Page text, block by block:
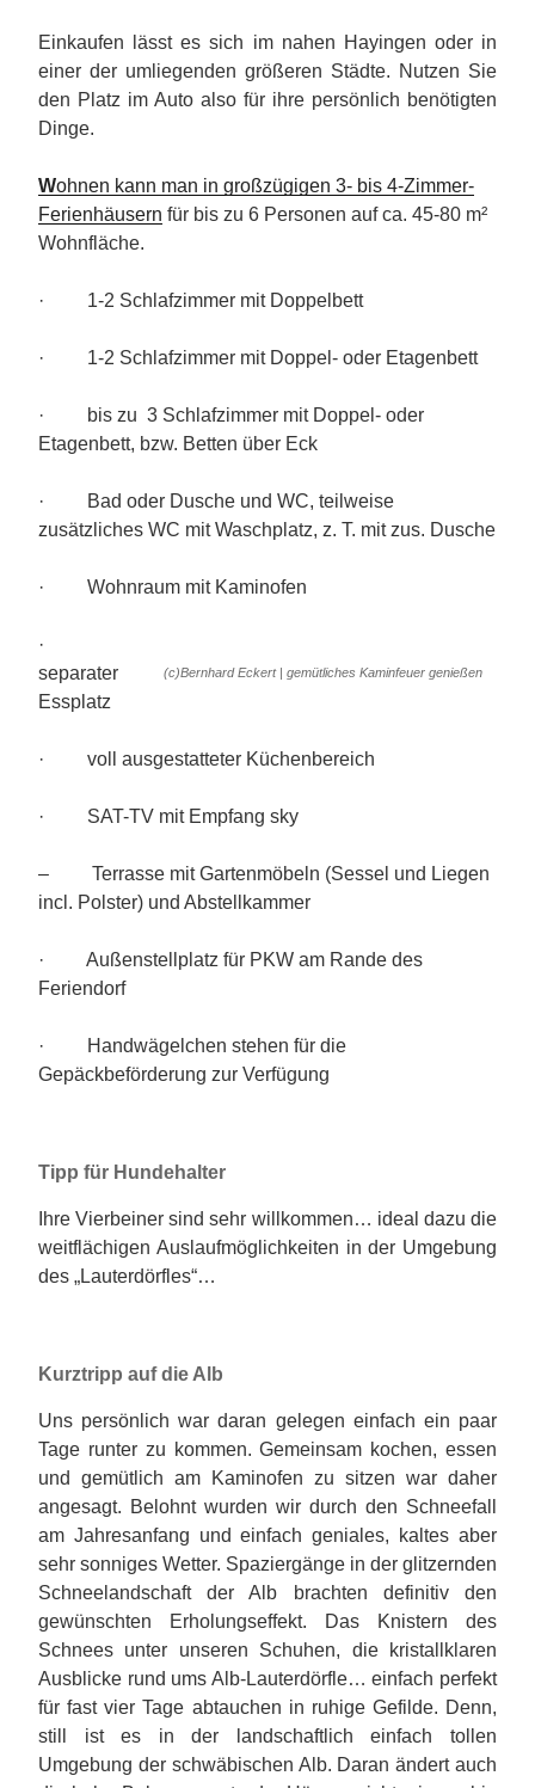
Einkaufen lässt es sich im nahen Hayingen oder in
einer der umliegenden größeren Städte. Nutzen Sie
den Platz im Auto also für ihre persönlich benötigten
Dinge.
Wohnen kann man in großzügigen 3- bis 4-Zimmer-
Ferienhäusern für bis zu 6 Personen auf ca. 45-80 m²
Wohnfläche.
· 1-2 Schlafzimmer mit Doppelbett
· 1-2 Schlafzimmer mit Doppel- oder Etagenbett
· bis zu 3 Schlafzimmer mit Doppel- oder
Etagenbett, bzw. Betten über Eck
· Bad oder Dusche und WC, teilweise
zusätzliches WC mit Waschplatz, z. T. mit zus. Dusche
· Wohnraum mit Kaminofen
(c)Bernhard Eckert | gemütliches Kaminfeuer genießen
·
separater
Essplatz
· voll ausgestatteter Küchenbereich
· SAT-TV mit Empfang sky
– Terrasse mit Gartenmöbeln (Sessel und Liegen
incl. Polster) und Abstellkammer
· Außenstellplatz für PKW am Rande des
Feriendorf
· Handwägelchen stehen für die
Gepäckbeförderung zur Verfügung
Tipp für Hundehalter
Ihre Vierbeiner sind sehr willkommen… ideal dazu die
weitflächigen Auslaufmöglichkeiten in der Umgebung
des „Lauterdörfles“…
Kurztripp auf die Alb
Uns persönlich war daran gelegen einfach ein paar
Tage runter zu kommen. Gemeinsam kochen, essen
und gemütlich am Kaminofen zu sitzen war daher
angesagt. Belohnt wurden wir durch den Schneefall
am Jahresanfang und einfach geniales, kaltes aber
sehr sonniges Wetter. Spaziergänge in der glitzernden
Schneelandschaft der Alb brachten definitiv den
gewünschten Erholungseffekt. Das Knistern des
Schnees unter unseren Schuhen, die kristallklaren
Ausblicke rund ums Alb-Lauterdörfle… einfach perfekt
für fast vier Tage abtauchen in ruhige Gefilde. Denn,
still ist es in der landschaftlich einfach tollen
Umgebung der schwäbischen Alb. Daran ändert auch